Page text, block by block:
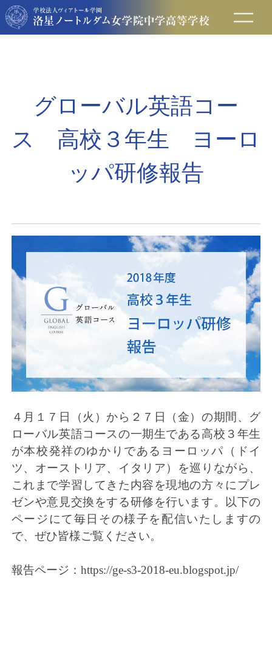
保護者の方へ
卒業生の方へ
お問い合わせ
資料請求
グローバル英語コー
ス 高校３年生 ヨーロ
ッパ研修報告
４月１７日（火）から２７日（金）の期間、グ
ローバル英語コースの一期生である高校３年生
が本校発祥のゆかりであるヨーロッパ（ドイ
ツ、オーストリア、イタリア）を巡りながら、
これまで学習してきた内容を現地の方々にプレ
ゼンや意見交換をする研修を行います。以下の
ページにて毎日その様子を配信いたしますの
で、ぜひ皆様ご覧ください。
報告ページ：https://ge-s3-2018-eu.blogspot.jp/